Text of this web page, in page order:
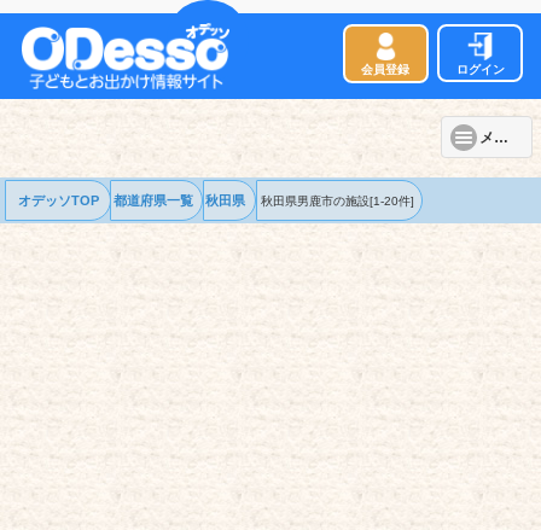
会員登録 ログイン
メニュー
オデッソTOP 都道府県一覧 秋田県 秋田県男鹿市の施設[1-20件]